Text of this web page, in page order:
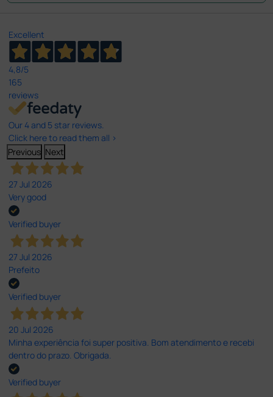
Excellent
4,8/5
165
reviews
Our 4 and 5 star reviews.
Click here to read them all >
Previous Next
27 Jul 2026
Very good
Verified buyer
27 Jul 2026
Prefeito
Verified buyer
20 Jul 2026
Minha experiência foi super positiva. Bom atendimento e recebi
dentro do prazo. Obrigada.
Verified buyer